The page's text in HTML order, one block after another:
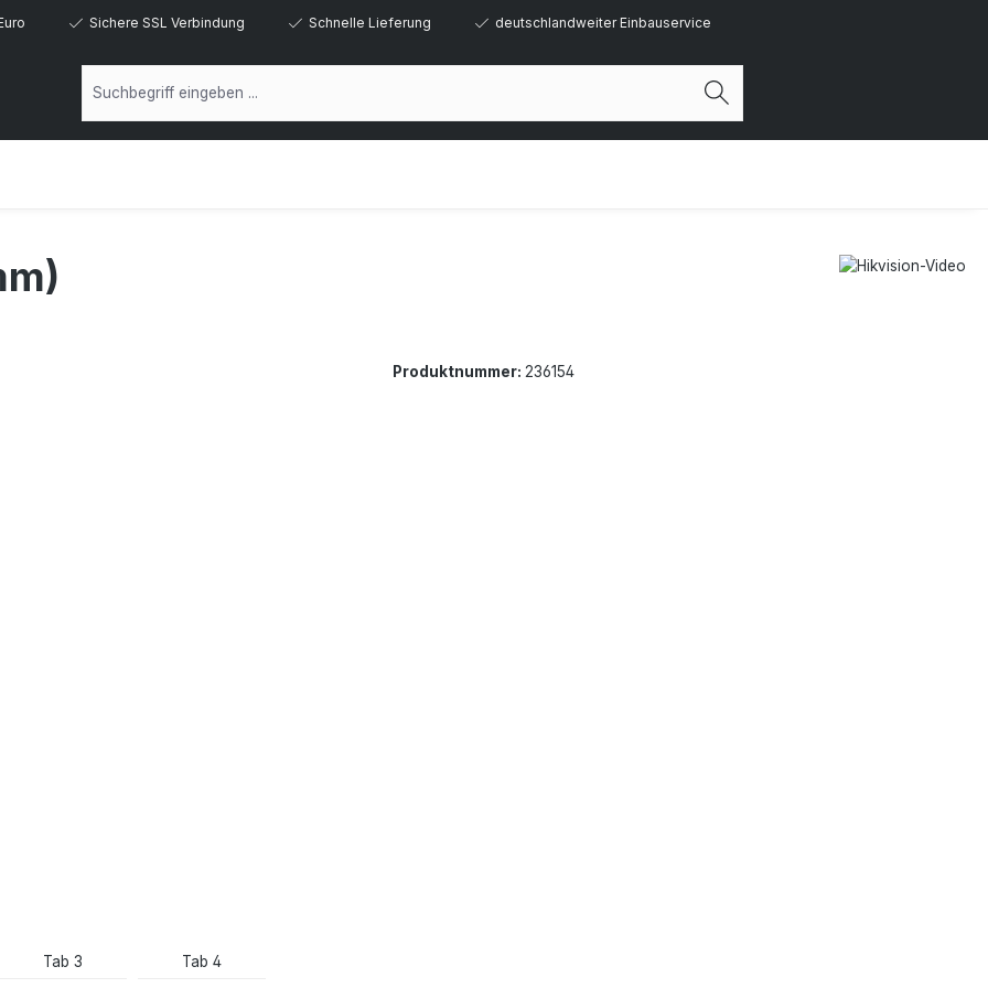
Sichere SSL Verbindung Schnelle Lieferung deutschlandweiter Einbauservice
Produktnummer: 236154
Tab 3 Tab 4